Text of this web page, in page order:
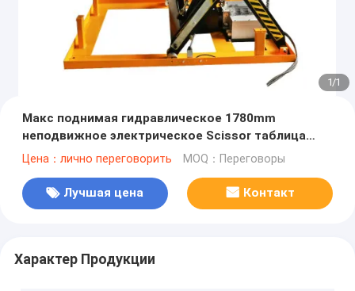
1/1
Макс поднимая гидравлическое 1780mm
неподвижное электрическое Scissor таблица
подъема AC380v
Цена：лично переговорить MOQ：Переговоры
Лучшая цена Контакт
Характер Продукции